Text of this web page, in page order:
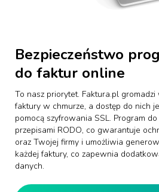
Bezpieczeństwo
do faktur online
To nasz priorytet. Faktura.pl
faktury w chmurze, a dostęp do nich
pomocą szyfrowania SSL. Program
przepisami RODO, co gwarantuje
oraz Twojej firmy i umożliwia
każdej faktury, co zapewnia
danych.